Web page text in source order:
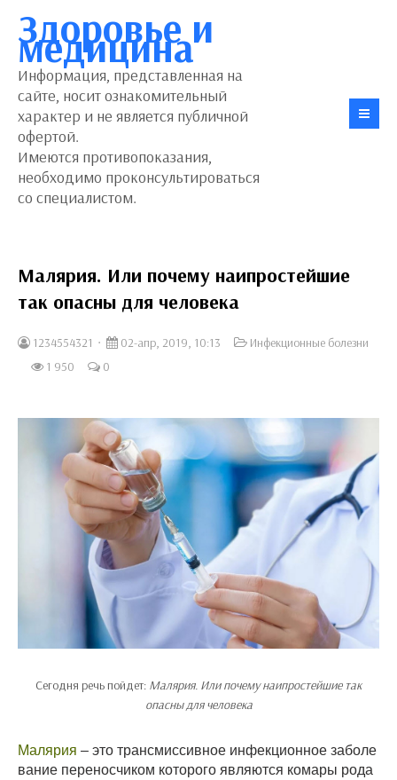
Здоровье и
медицина
Информация, представленная на
сайте, носит ознакомительный
характер и не является публичной
офертой.
Имеются противопоказания,
необходимо проконсультироваться
со специалистом.
Малярия. Или почему наипростейшие
так опасны для человека
1234554321 02-апр, 2019, 10:13
Инфекционные болезни
1 950
0
Сегодня речь пойдет: Малярия. Или почему наипростейшие так
опасны для человека
Малярия – это трансмиссивное инфекционное заболе
вание переносчиком которого являются комары рода